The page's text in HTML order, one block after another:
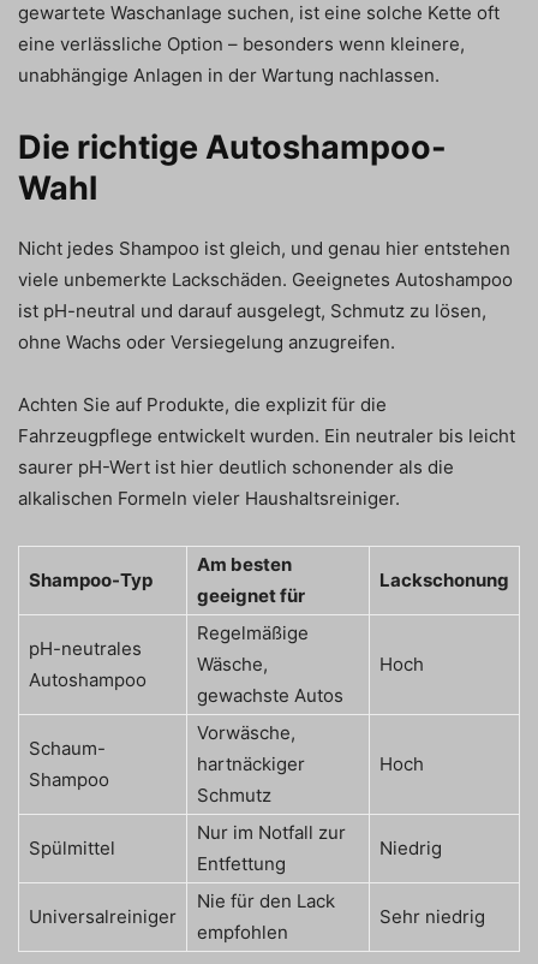
gewartete Waschanlage suchen, ist eine solche Kette oft
eine verlässliche Option – besonders wenn kleinere,
unabhängige Anlagen in der Wartung nachlassen.
Die richtige Autoshampoo-
Wahl
Nicht jedes Shampoo ist gleich, und genau hier entstehen
viele unbemerkte Lackschäden. Geeignetes Autoshampoo
ist pH-neutral und darauf ausgelegt, Schmutz zu lösen,
ohne Wachs oder Versiegelung anzugreifen.
Achten Sie auf Produkte, die explizit für die
Fahrzeugpflege entwickelt wurden. Ein neutraler bis leicht
saurer pH-Wert ist hier deutlich schonender als die
alkalischen Formeln vieler Haushaltsreiniger.
Shampoo-Typ
Am besten
geeignet für
Lackschonung
pH-neutrales
Autoshampoo
Regelmäßige
Wäsche,
gewachste Autos
Hoch
Schaum-
Shampoo
Vorwäsche,
hartnäckiger
Schmutz
Hoch
Spülmittel
Nur im Notfall zur
Entfettung
Niedrig
Universalreiniger
Nie für den Lack
empfohlen
Sehr niedrig